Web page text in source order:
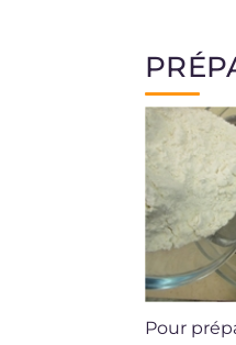
Pour